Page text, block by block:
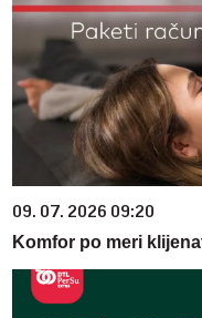
09. 07. 2026 09:20
Komfor po meri